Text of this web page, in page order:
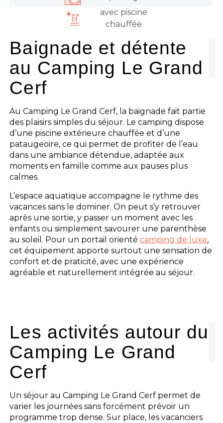
avec piscine
chauffée
Baignade et détente
au Camping Le Grand
Cerf
Au Camping Le Grand Cerf, la baignade fait partie
des plaisirs simples du séjour. Le camping dispose
d’une piscine extérieure chauffée et d’une
pataugeoire, ce qui permet de profiter de l’eau
dans une ambiance détendue, adaptée aux
moments en famille comme aux pauses plus
calmes.
L’espace aquatique accompagne le rythme des
vacances sans le dominer. On peut s’y retrouver
après une sortie, y passer un moment avec les
enfants ou simplement savourer une parenthèse
au soleil. Pour un portail orientécamping de luxe,
cet équipement apporte surtout une sensation de
confort et de praticité, avec une expérience
agréable et naturellement intégrée au séjour.
Les activités autour du
Camping Le Grand
Cerf
Un séjour au Camping Le Grand Cerf permet de
varier les journées sans forcément prévoir un
programme trop dense. Sur place, les vacanciers